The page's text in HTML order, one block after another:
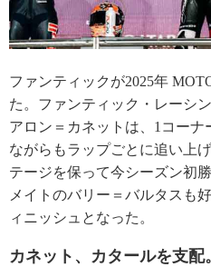
ファンティックが2025年
た。ファンティック・レーシ
アロン＝カネットは、1コーナ
ながらもラップごとに追い上
テージを保って今シーズン初
メイトのバリー＝バルタスも
ィニッシュとなった。
カネット、カタールを支